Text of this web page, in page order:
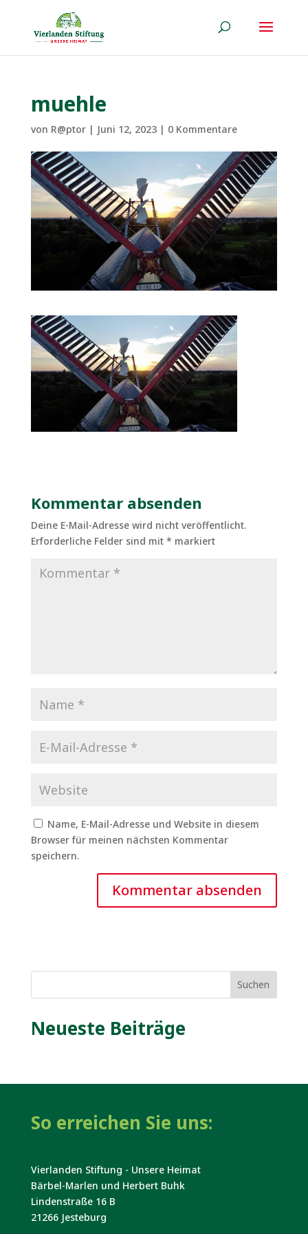
muehle
von R@ptor| Juni 12, 2023| 0 Kommentare
Kommentar absenden
Deine E-Mail-Adresse wird nicht veröffentlicht.
Erforderliche Felder sind mit * markiert
Name, E-Mail-Adresse und Website in diesem
Browser für meinen nächsten Kommentar
speichern.
Suchen
Neueste Beiträge
So erreichen Sie uns:
Vierlanden Stiftung - Unsere Heimat
Bärbel-Marlen und Herbert Buhk
Lindenstraße 16 B
21266 Jesteburg